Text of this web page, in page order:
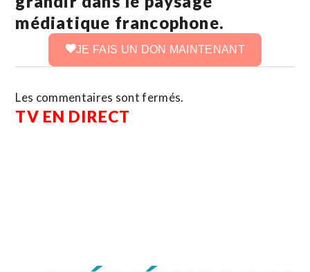
médiatique francophone.
JE FAIS UN DON MAINTENANT
Les commentaires sont fermés.
TV EN DIRECT